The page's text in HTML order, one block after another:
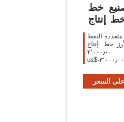
خط
إنتاج
زيت الذرة
متعددة النفط
خط إنتاج
النفط مطحنة آلة صغيرة . ٢٬٠٠٠٫٠٠
us$-٣٬٠٠٠٫٠٠ us$ / مجموعات . 1
الصويا النفط
السعر